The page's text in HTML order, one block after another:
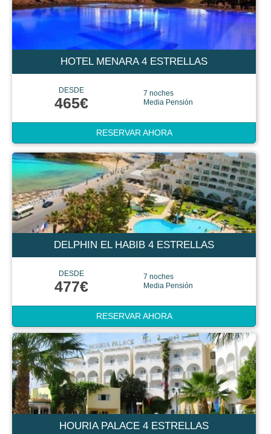
HOTEL MENARA 4 ESTRELLAS
DESDE
465€
7 noches
Media Pensión
RESERVAR AHORA
DELPHIN EL HABIB 4 ESTRELLAS
DESDE
477€
7 noches
Media Pensión
RESERVAR AHORA
HOURIA PALACE 4 ESTRELLAS